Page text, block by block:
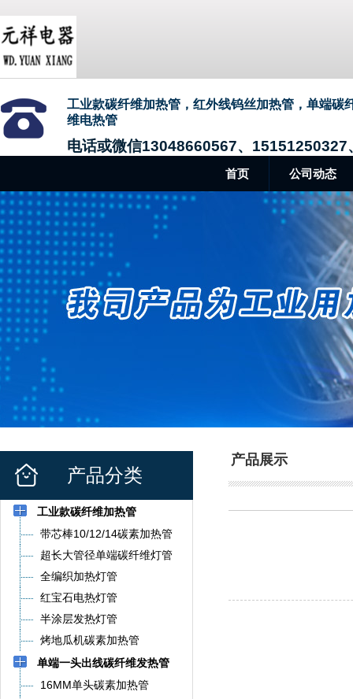
工业款碳纤维加热管，红外线钨丝加热管，单端
维电热管
电话或微信13048660567、
首页 公司动态
产品分类
工业款碳纤维加热管
带芯棒10/12/14碳素加热管
超长大管径单端碳纤维灯管
全编织加热灯管
红宝石电热灯管
半涂层发热灯管
烤地瓜机碳素加热管
单端一头出线碳纤维发热管
16MM单头碳素加热管
产品展示